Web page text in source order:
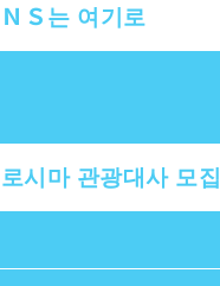
Ｓ는 여기로
시마 관광대사 모